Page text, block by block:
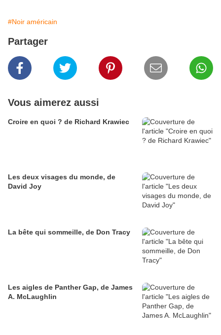
#Noir américain
Partager
Vous aimerez aussi
Croire en quoi ? de Richard Krawiec
Les deux visages du monde, de
David Joy
La bête qui sommeille, de Don Tracy
Les aigles de Panther Gap, de James
A. McLaughlin